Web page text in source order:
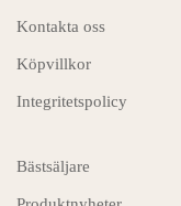
Kontakta oss
Köpvillkor
Integritetspolicy
Bästsäljare